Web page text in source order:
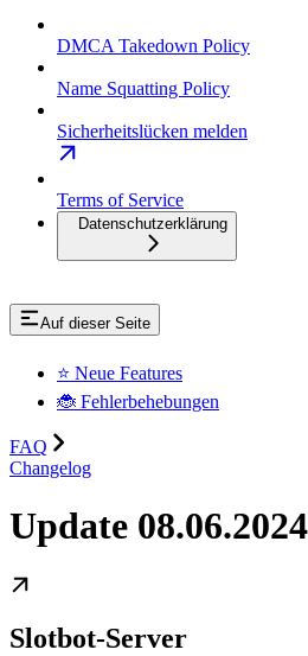
DMCA Takedown Policy
Name Squatting Policy
Sicherheitslücken melden
Terms of Service
Datenschutzerklärung
Auf dieser Seite
⭐ Neue Features
🐞 Fehlerbehebungen
FAQ
Changelog
Update 08.06.2024
Slotbot-Server